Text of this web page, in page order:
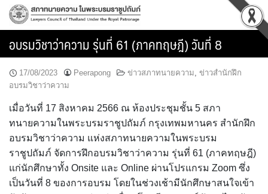
Skip
อบรมวิชาว่าความ รุ่นที่ 61 (ภาคทฤษฎี) วันที่ 8
17/08/2023 Peerapong ข่าวสภาทนายความ, ข่าวสำนักฝึก
อบรมวิชาว่าความ
เมื่อวันที่ 17 สิงหาคม 2566 ณ ห้องประชุมชั้น 5 สภา
ทนายความในพระบรมราชูปถัมภ์ กรุงเทพมหานคร สำนักฝึก
อบรมวิชาว่าความ แห่งสภาทนายความในพระบรม
ราชูปถัมภ์ จัดการฝึกอบรมวิชาว่าความ รุ่นที่ 61 (ภาคทฤษฎี)
แก่นักศึกษาทั้ง Onsite และ Online ผ่านโปรแกรม Zoom ซึ่ง
เป็นวันที่ 8 ของการอบรม โดยในช่วงเช้ามีนักศึกษาสนใจเข้า